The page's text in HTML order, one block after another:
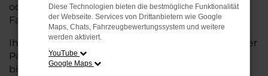
oder für längere Fahrten, der A8 überzeugt durch
Fahrkomfort, Sicherheit und Wirtschaftlichkeit.
Ihr Audi Autohaus in Leer ist Ihr vertrauenswürdiger
Partner, wenn es um Gebrauchtwagen geht. Wir
bieten Ihnen nicht nur eine große Auswahl an
Diese Technologien bieten die bestmögliche Funktionalität
der Webseite. Services von Drittanbietern wie Google
Maps, Chats, Fahrzeugbewertungssystem und weitere
werden aktiviert.
YouTube
Google Maps